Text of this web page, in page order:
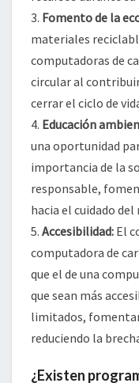
3. Fomento de la
materiales
computadoras de
circular al
cerrar el ciclo de
4. Educación
una oportunidad
importancia de la
responsable,
hacia el cuidado
5. Accesibilidad: El
computadora de
que el de una
que sean más
limitados,
reduciendo la
¿Existen